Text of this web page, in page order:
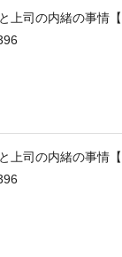
上司の内緒の事情
上司の内緒の事情